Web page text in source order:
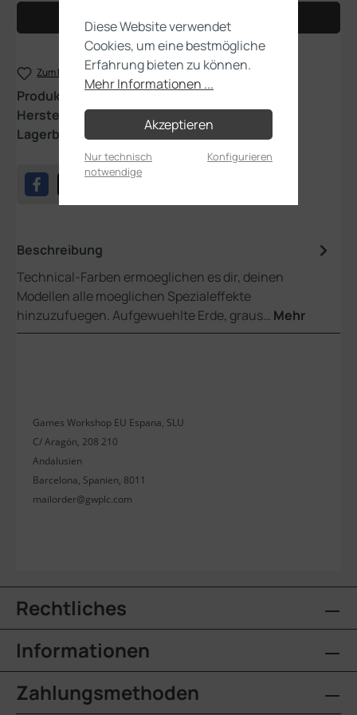
In den Warenkorb
Zum Merkzettel hinzufügen
Produktnummer:27-09
Hersteller:
Games Workshop
Lagerbestand:
Beschreibung
Technical-Farben ermoeglichen es dir, deinen
Modellen alle moeglichen Spezialeffekte
hinzuzufuegen. Aufgewuehlte Erde, graus… Mehr
Games Workshop EU Espana, SLU
C/ Aragón, 208 210
Andalusien
Barcelona, Spanien, 8011
mailorder@gwplc.com
Rechtliches
Informationen
Zahlungsmethoden
Diese Website verwendet
Cookies, um eine bestmögliche
Erfahrung bieten zu können.
Mehr Informationen ...
Akzeptieren
Nur technisch
notwendige
Konfigurieren